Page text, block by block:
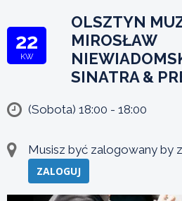
22
KW
OLSZTYN
MIROSŁAW
SINATRA &
(Sobota) 18:00 - 18:00
Musisz być zalogowany by
ZALOGUJ